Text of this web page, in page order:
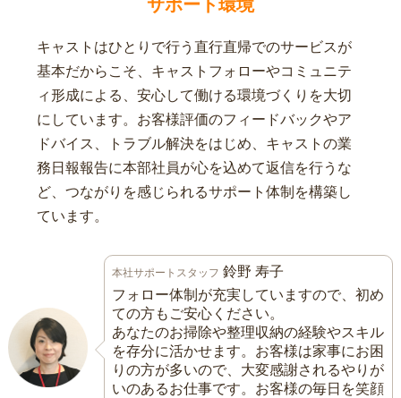
サポート環境
キャストはひとりで行う直行直帰でのサービスが
基本だからこそ、キャストフォローやコミュニテ
ィ形成による、安心して働ける環境づくりを大切
にしています。お客様評価のフィードバックやア
ドバイス、トラブル解決をはじめ、キャストの業
務日報報告に本部社員が心を込めて返信を行うな
ど、つながりを感じられるサポート体制を構築し
ています。
本社サポートスタッフ 鈴野 寿子
フォロー体制が充実していますので、初め
ての方もご安心ください。
あなたのお掃除や整理収納の経験やスキル
を存分に活かせます。お客様は家事にお困
りの方が多いので、大変感謝されるやりが
いのあるお仕事です。お客様の毎日を笑顔